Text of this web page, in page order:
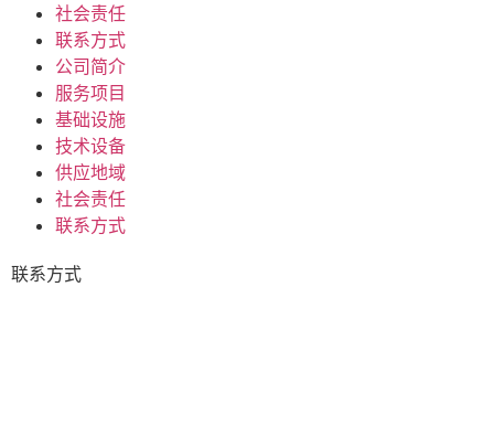
社会责任
联系方式
公司简介
服务项目
基础设施
技术设备
供应地域
社会责任
联系方式
联系方式